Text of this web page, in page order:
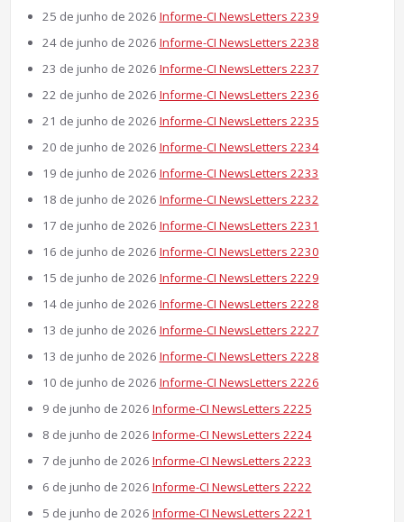
25 de junho de 2026 Informe-CI NewsLetters 2239
24 de junho de 2026 Informe-CI NewsLetters 2238
23 de junho de 2026 Informe-CI NewsLetters 2237
22 de junho de 2026 Informe-CI NewsLetters 2236
21 de junho de 2026 Informe-CI NewsLetters 2235
20 de junho de 2026 Informe-CI NewsLetters 2234
19 de junho de 2026 Informe-CI NewsLetters 2233
18 de junho de 2026 Informe-CI NewsLetters 2232
17 de junho de 2026 Informe-CI NewsLetters 2231
16 de junho de 2026 Informe-CI NewsLetters 2230
15 de junho de 2026 Informe-CI NewsLetters 2229
14 de junho de 2026 Informe-CI NewsLetters 2228
13 de junho de 2026 Informe-CI NewsLetters 2227
13 de junho de 2026 Informe-CI NewsLetters 2228
10 de junho de 2026 Informe-CI NewsLetters 2226
9 de junho de 2026 Informe-CI NewsLetters 2225
8 de junho de 2026 Informe-CI NewsLetters 2224
7 de junho de 2026 Informe-CI NewsLetters 2223
6 de junho de 2026 Informe-CI NewsLetters 2222
5 de junho de 2026 Informe-CI NewsLetters 2221